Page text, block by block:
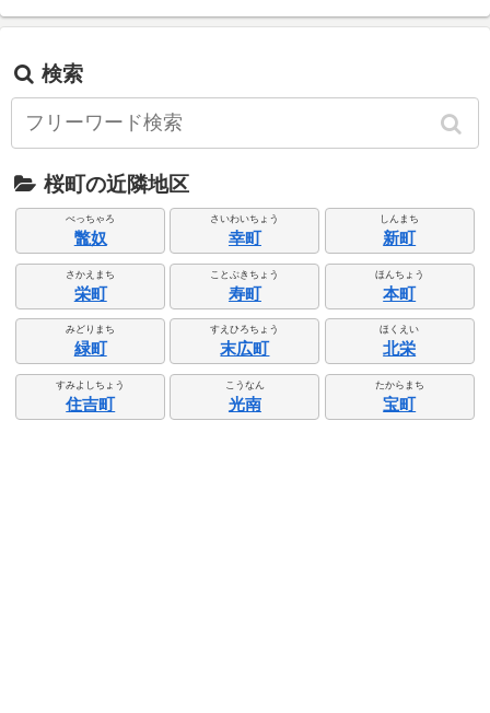
検索
桜町の近隣地区
べっちゃろ
鼈奴
さいわいちょう
幸町
しんまち
新町
さかえまち
栄町
ことぶきちょう
寿町
ほんちょう
本町
みどりまち
緑町
すえひろちょう
末広町
ほくえい
北栄
すみよしちょう
住吉町
こうなん
光南
たからまち
宝町